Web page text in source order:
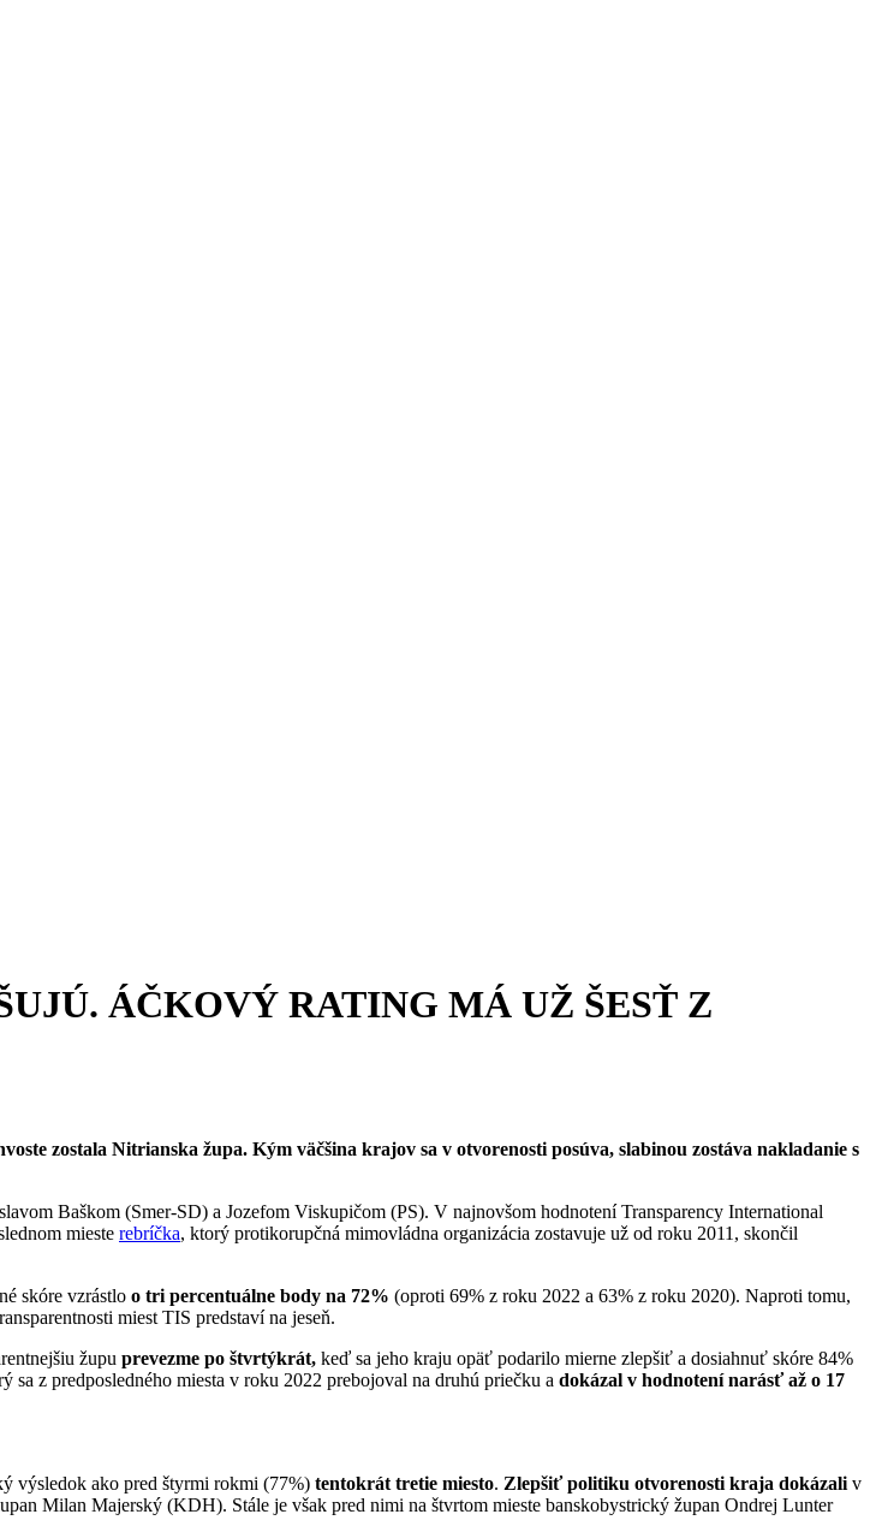
ÁČKOVÝ RATING MÁ UŽ ŠESŤ Z
zostala Nitrianska župa. Kým väčšina krajov sa v otvorenosti posúva, slabinou zostáva nakladanie s
Baškom (Smer-SD) a Jozefom Viskupičom (PS). V najnovšom hodnotení Transparency International
mieste rebríčka, ktorý protikorupčná mimovládna organizácia zostavuje už od roku 2011, skončil
skóre vzrástlo o tri percentuálne body na 72% (oproti 69% z roku 2022 a 63% z roku 2020). Naproti tomu,
miest TIS predstaví na jeseň.
župu prevezme po štvrtýkrát, keď sa jeho kraju opäť podarilo mierne zlepšiť a dosiahnuť skóre 84%
sa z predposledného miesta v roku 2022 prebojoval na druhú priečku a dokázal v hodnotení narásť až o 17
výsledok ako pred štyrmi rokmi (77%) tentokrát tretie miesto. Zlepšiť politiku otvorenosti kraja dokázali v
Milan Majerský (KDH). Stále je však pred nimi na štvrtom mieste banskobystrický župan Ondrej Lunter